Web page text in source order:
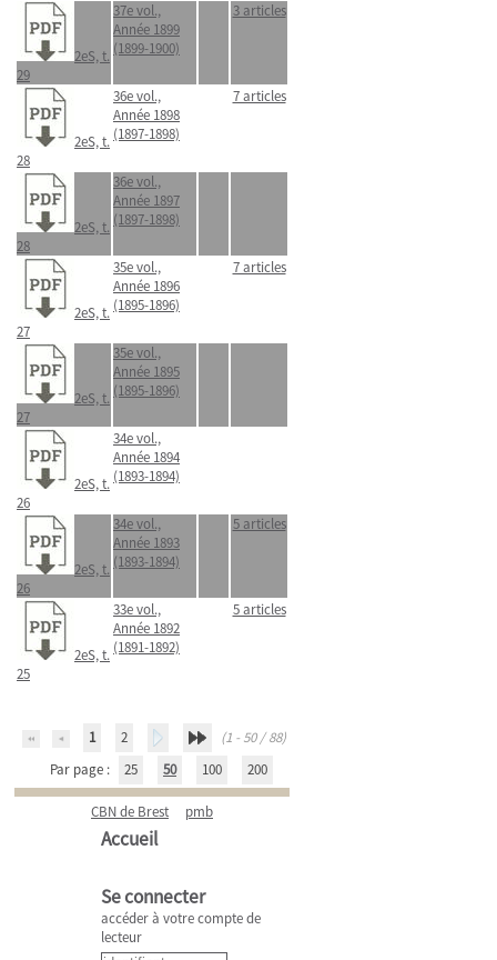
2eS, t.
29
37e vol.,
Année 1899
(1899-1900)
3 articles
2eS, t.
28
36e vol.,
Année 1898
(1897-1898)
7 articles
2eS, t.
28
36e vol.,
Année 1897
(1897-1898)
2eS, t.
27
35e vol.,
Année 1896
(1895-1896)
7 articles
2eS, t.
27
35e vol.,
Année 1895
(1895-1896)
2eS, t.
26
34e vol.,
Année 1894
(1893-1894)
2eS, t.
26
34e vol.,
Année 1893
(1893-1894)
5 articles
2eS, t.
25
33e vol.,
Année 1892
(1891-1892)
5 articles
1 2
(1 - 50 / 88)
Par page :
25 50 100 200
CBN de Brest pmb
Accueil
Se connecter
accéder à votre compte de
lecteur